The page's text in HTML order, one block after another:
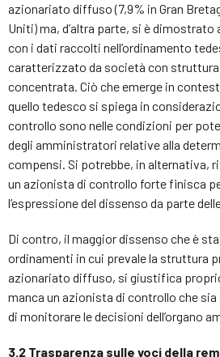
azionariato diffuso (7,9% in Gran
Uniti) ma, d’altra parte, si è
con i dati raccolti nell’ordinamento
caratterizzato da società con
concentrata. Ciò che emerge in
quello tedesco si spiega in
controllo sono nelle condizioni per
degli amministratori relative alla
compensi. Si potrebbe, in alternativa,
un azionista di controllo forte finisca
l’espressione del dissenso da parte
Di contro, il maggior dissenso che è
ordinamenti in cui prevale la struttura
azionariato diffuso, si giustifica
manca un azionista di controllo che sia
di monitorare le decisioni dell’organo
3.2 Trasparenza sulle voci della